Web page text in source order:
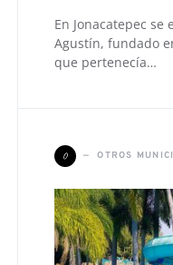
En Jonacatepec
Agustín, fundado
que pertenecía…
O OTROS